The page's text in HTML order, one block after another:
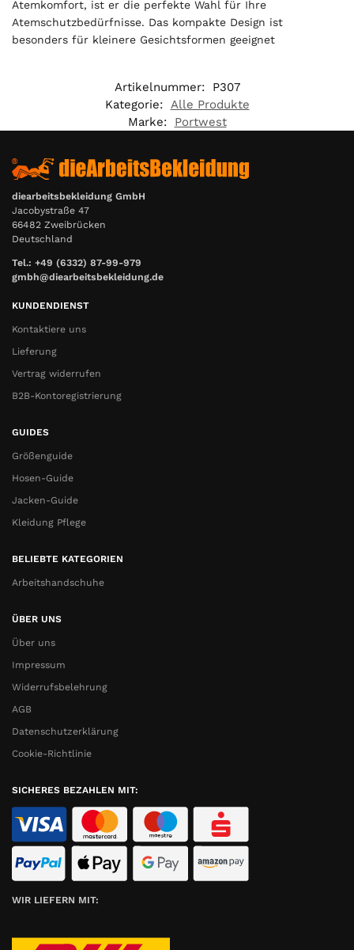
Atemkomfort, ist er die perfekte Wahl für Ihre
Atemschutzbedürfnisse. Das kompakte Design ist
besonders für kleinere Gesichtsformen geeignet
Artikelnummer:
P307
Kategorie: Alle Produkte
Marke:
Portwest
diearbeitsbekleidung GmbH
Jacobystraße 47
66482 Zweibrücken
Deutschland
Tel.: +49 (6332) 87-99-979
gmbh@diearbeitsbekleidung.de
KUNDENDIENST
Kontaktiere uns
Lieferung
Vertrag widerrufen
B2B-Kontoregistrierung
GUIDES
Größenguide
Hosen-Guide
Jacken-Guide
Kleidung Pflege
BELIEBTE KATEGORIEN
Arbeitshandschuhe
ÜBER UNS
Über uns
Impressum
Widerrufsbelehrung
AGB
Datenschutzerklärung
Cookie-Richtlinie
SICHERES BEZAHLEN MIT:
WIR LIEFERN MIT: